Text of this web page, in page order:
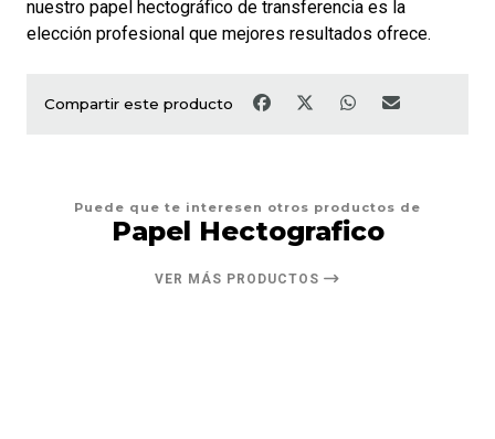
nuestro papel hectográfico de transferencia es la
elección profesional que mejores resultados ofrece.
Compartir este producto
Puede que te interesen otros productos de
Papel Hectografico
VER MÁS PRODUCTOS